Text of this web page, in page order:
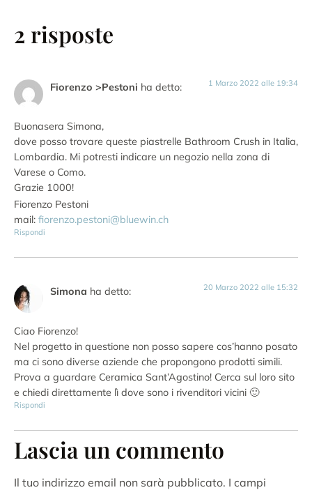
2 risposte
Fiorenzo >Pestoni ha detto: 1 Marzo 2022 alle 19:34
Buonasera Simona,
dove posso trovare queste piastrelle Bathroom Crush in Italia,
Lombardia. Mi potresti indicare un negozio nella zona di
Varese o Como.
Grazie 1000!
Fiorenzo Pestoni
mail: fiorenzo.pestoni@bluewin.ch
Rispondi
Simona ha detto: 20 Marzo 2022 alle 15:32
Ciao Fiorenzo!
Nel progetto in questione non posso sapere cos’hanno posato
ma ci sono diverse aziende che propongono prodotti simili.
Prova a guardare Ceramica Sant’Agostino! Cerca sul loro sito
e chiedi direttamente lì dove sono i rivenditori vicini 🙂
Rispondi
Lascia un commento
Il tuo indirizzo email non sarà pubblicato. I campi